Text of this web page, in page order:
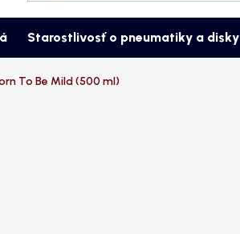
Starostlivosť o pneumatiky a disky
To Be Mild (500 ml)